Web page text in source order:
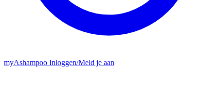
myAshampoo Inloggen/Meld je aan